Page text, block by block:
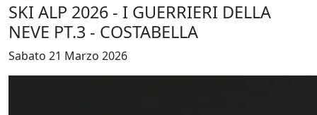
SKI ALP 2026 - I GUERRIERI DELLA
NEVE PT.3 - COSTABELLA
Sabato 21 Marzo 2026